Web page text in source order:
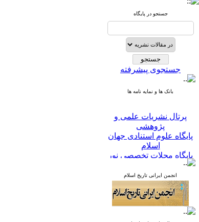
جستجو در پایگاه
جستجوی پیشرفته
بانک ها و نمایه نامه ها
پرتال نشریات علمی و
پژوهشی
پایگاه علوم استنادی جهان
اسلام
پایگاه مجلات تخصصی نور
پایگاه مرکز اطلاعات جهاد
دانشگاهی
پرتال جامع علوم انسانی
بانک اطلاعات نشریات
کشور
انجمن ایرانی تاریخ اسلام